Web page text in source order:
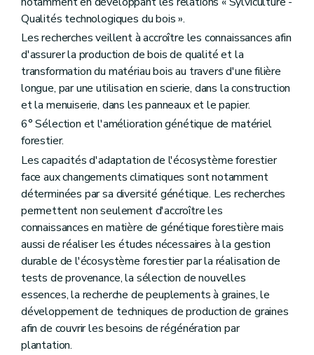
Qualités technologiques du bois ».
Les recherches veillent à accroître les connaissances afin
d'assurer la production de bois de qualité et la
transformation du matériau bois au travers d'une filière
longue, par une utilisation en scierie, dans la construction
et la menuiserie, dans les panneaux et le papier.
6° Sélection et l'amélioration génétique de matériel
forestier.
Les capacités d'adaptation de l'écosystème forestier
face aux changements climatiques sont notamment
déterminées par sa diversité génétique. Les recherches
permettent non seulement d'accroître les
connaissances en matière de génétique forestière mais
aussi de réaliser les études nécessaires à la gestion
durable de l'écosystème forestier par la réalisation de
tests de provenance, la sélection de nouvelles
essences, la recherche de peuplements à graines, le
développement de techniques de production de graines
afin de couvrir les besoins de régénération par
plantation.